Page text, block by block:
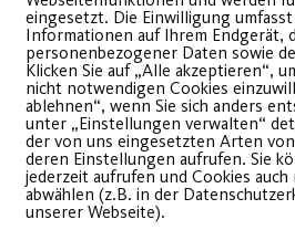
Bank Nürnberg und
SV Nürnberg
das
bis 2024
eingesetzt. Die Einwilligung
Informationen auf Ihrem Endgerät,
personenbezogener Daten sowie
Klicken Sie auf „Alle akzeptieren“,
nicht notwendigen Cookies
ablehnen“, wenn Sie sich anders
unter „Einstellungen verwalten“
der von uns eingesetzten Arten
deren Einstellungen aufrufen. Sie
jederzeit aufrufen und Cookies
abwählen (z.B. in der
unserer Webseite).